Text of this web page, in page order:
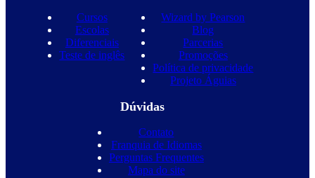
Cursos
Escolas
Diferenciais
Teste de inglês
Wizard by Pearson
Blog
Parcerias
Promoções
Política de privacidade
Projeto Águias
Dúvidas
Contato
Franquia de Idiomas
Perguntas Frequentes
Mapa do site